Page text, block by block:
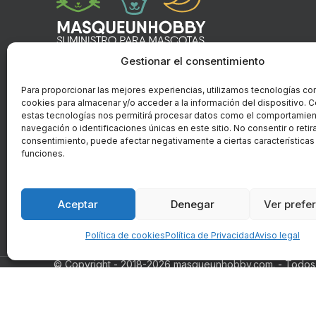
Gestionar el consentimiento
Para proporcionar las mejores experiencias, utilizamos tecnologías
cookies para almacenar y/o acceder a la información del dispositivo.
estas tecnologías nos permitirá procesar datos como el
navegación o identificaciones únicas en este sitio. No consentir o
consentimiento, puede afectar negativamente a ciertas características
funciones.
Aceptar Denegar Ver
Política de cookiesPolítica de PrivacidadAviso legal
Tienda para mascotas y garden en Almería
Mascotas - Aves - Huerto - Jardín
Carretera Nacional 340, n°153, Huércal de Almería -
Correo: ventas@masqueunhobby.com
Horario: de lunes a viernes de 9:00h. a 14h y de
14:00h.
© Copyright - 2018-2026 masqueunhobby.com. -